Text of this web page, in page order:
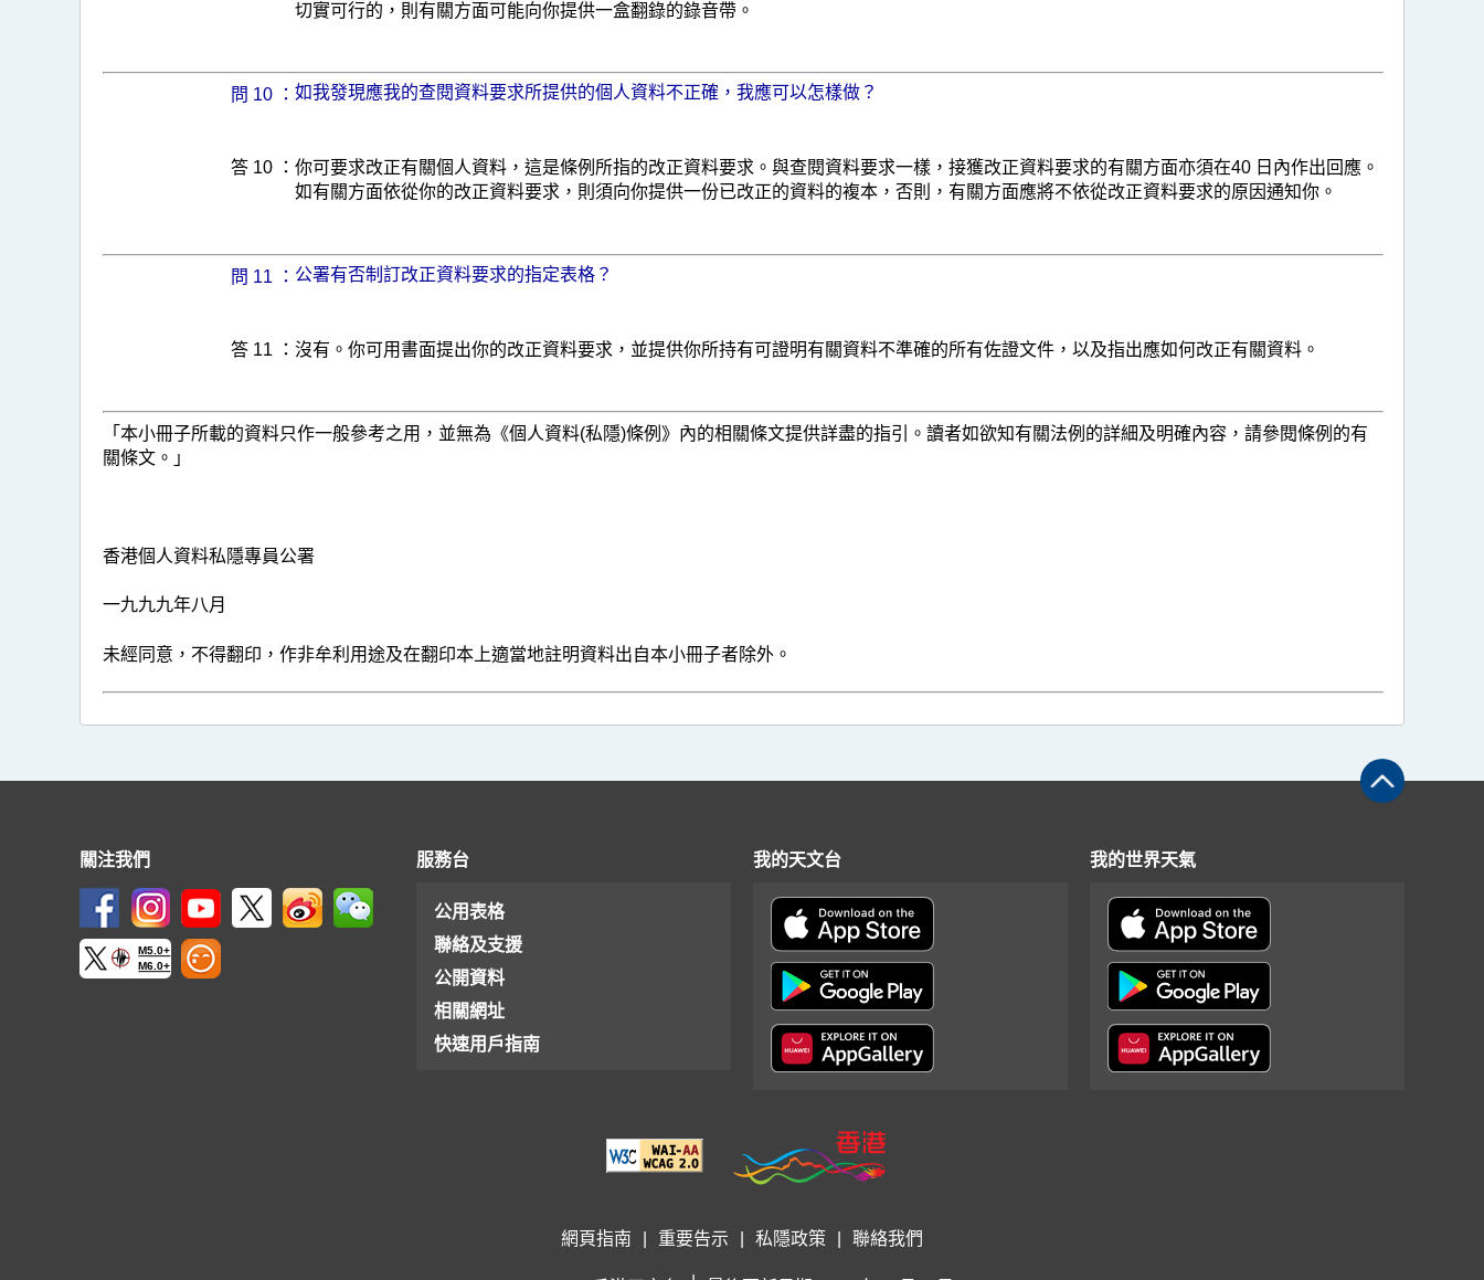
切實可行的，則有關方面可能向你提供一盒翻錄的錄音帶。
問 10 ： 如我發現應我的查閱資料要求所提供的個人資料不正確，我應可以怎樣做？
答 10 ： 你可要求改正有關個人資料，這是條例所指的改正資料要求。與查閱資料要求一樣，接獲改正資料要求的有關方面亦須在40 日內作出回應。
如有關方面依從你的改正資料要求，則須向你提供一份已改正的資料的複本，否則，有關方面應將不依從改正資料要求的原因通知你。
問 11 ： 公署有否制訂改正資料要求的指定表格？
答 11 ： 沒有。你可用書面提出你的改正資料要求，並提供你所持有可證明有關資料不準確的所有佐證文件，以及指出應如何改正有關資料。
「本小冊子所載的資料只作一般參考之用，並無為《個人資料(私隱)條例》內的相關條文提供詳盡的指引。讀者如欲知有關法例的詳細及明確內容，請參閱條例的有
關條文。」
香港個人資料私隱專員公署
一九九九年八月
未經同意，不得翻印，作非牟利用途及在翻印本上適當地註明資料出自本小冊子者除外。
關注我們
M5.0+
M6.0+
服務台
公用表格
聯絡及支援
公開資料
相關網址
快速用戶指南
我的天文台 我的世界天氣
網頁指南 重要告示 私隱政策 聯絡我們